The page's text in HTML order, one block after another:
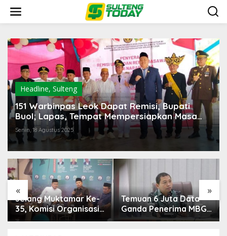
konten
Headline, Sulteng
151 Warbinpas Leok Dapat Remisi, Bupati
Buol; Lapas, Tempat Mempersiapkan Masa
Depan
Senin, 18 Agustus 2025
« »
Temuan 6 Juta Data
Ganda Penerima MBG,
Komisi IX: Tindak
Pemerintah Diminta
Mengkaji Rencana
Kenaikan Gaji Kepala